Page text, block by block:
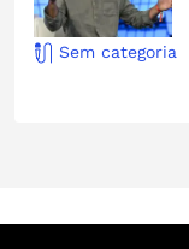
Sem categoria